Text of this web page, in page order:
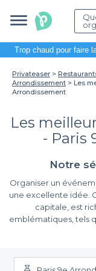
Trop chaud pour faire
Privateaser
Arrondissement
Les
Arrondissement
Les
- Paris
Notre
Organiser un
une excellente idée.
capitale, est
emblématiques, tels
arrondissement
toute convivialité.
Simplifiez vos